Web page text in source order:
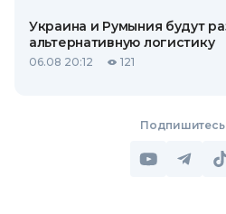
Украина и Румыния будут
альтернативную логистику
06.08 20:12 121
Подпишитесь